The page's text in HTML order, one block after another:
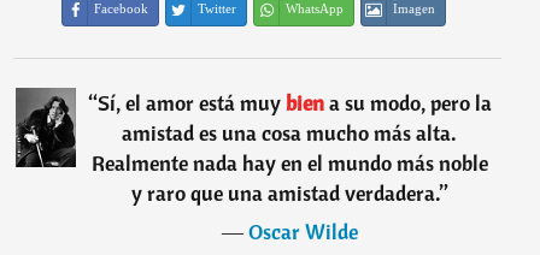
Facebook Twitter WhatsApp Imagen
“Sí, el amor está muybiena su modo, pero la
amistad es una cosa mucho más alta.
Realmente nada hay en el mundo más noble
y raro que una amistad verdadera.”
―Oscar Wilde